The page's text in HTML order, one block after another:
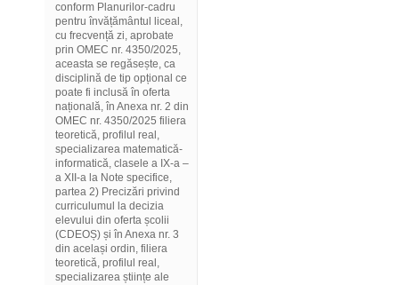
conform Planurilor-cadru
pentru învățământul liceal,
cu frecvență zi, aprobate
prin OMEC nr. 4350/2025,
aceasta se regăsește, ca
disciplină de tip opțional ce
poate fi inclusă în oferta
națională, în Anexa nr. 2 din
OMEC nr. 4350/2025 filiera
teoretică, profilul real,
specializarea matematică-
informatică, clasele a IX-a –
a XII-a la Note specifice,
partea 2) Precizări privind
curriculumul la decizia
elevului din oferta școlii
(CDEOȘ) și în Anexa nr. 3
din același ordin, filiera
teoretică, profilul real,
specializarea științe ale